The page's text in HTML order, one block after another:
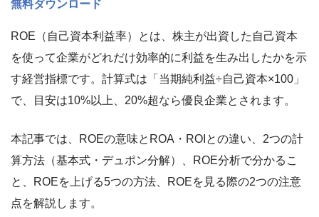
無料ダウンロード
ROE（自己資本利益率）とは、株主が出資した自己資本
を使って企業がどれだけ効率的に利益を生み出したかを示
す経営指標です。計算式は「当期純利益÷自己資本×100」
で、目安は10%以上、20%超なら優良企業とされます。
本記事では、ROEの意味とROA・ROIとの違い、2つの計
算方法（基本式・デュポン分解）、ROE分析で分かるこ
と、ROEを上げる5つの方法、ROEを見る際の2つの注意
点を解説します。